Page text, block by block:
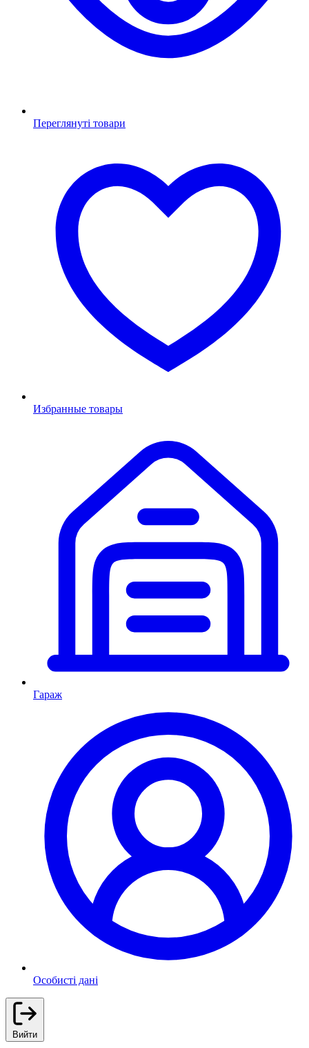
Переглянуті товари
Избранные товары
Гараж
Особисті дані
Вийти